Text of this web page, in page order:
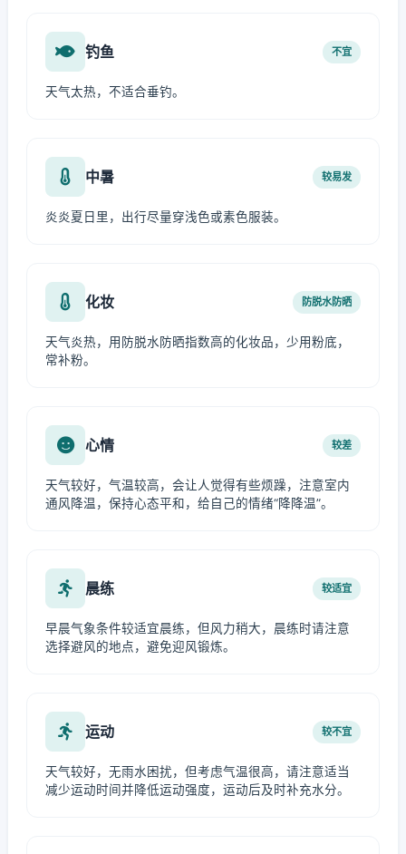
钓鱼 不宜
天气太热，不适合垂钓。
中暑 较易发
炎炎夏日里，出行尽量穿浅色或素色服装。
化妆 防脱水防晒
天气炎热，用防脱水防晒指数高的化妆品，少用粉底，
常补粉。
心情 较差
天气较好，气温较高，会让人觉得有些烦躁，注意室内
通风降温，保持心态平和，给自己的情绪“降降温”。
晨练 较适宜
早晨气象条件较适宜晨练，但风力稍大，晨练时请注意
选择避风的地点，避免迎风锻炼。
运动 较不宜
天气较好，无雨水困扰，但考虑气温很高，请注意适当
减少运动时间并降低运动强度，运动后及时补充水分。